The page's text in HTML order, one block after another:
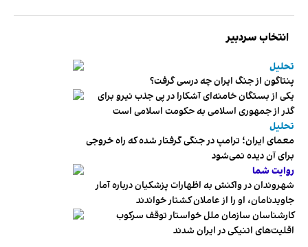
انتخاب سردبیر
تحلیل
پنتاگون از جنگ ایران چه درسی گرفت؟
یکی از بستگان خامنه‌ای آشکارا در پی جذب نیرو برای
گذر از جمهوری اسلامی به حکومت اسلامی است
تحلیل
معمای ایران؛ ترامپ در جنگی گرفتار شده که راه خروجی
برای آن دیده نمی‌شود
روایت شما
شهروندان در واکنش به اظهارات پزشکیان درباره آمار
جاویدنامان، او را از عاملان کشتار خواندند
کارشناسان سازمان ملل خواستار توقف سرکوب
اقلیت‌های اتنیکی در ایران شدند